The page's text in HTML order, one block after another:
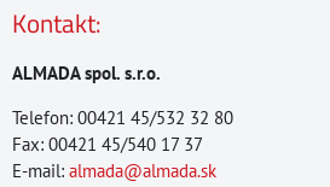
Kontakt:
ALMADA spol. s.r.o.
Telefon: 00421 45/532 32 80
Fax: 00421 45/540 17 37
E-mail: almada@almada.sk